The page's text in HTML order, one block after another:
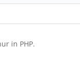
in PHP.